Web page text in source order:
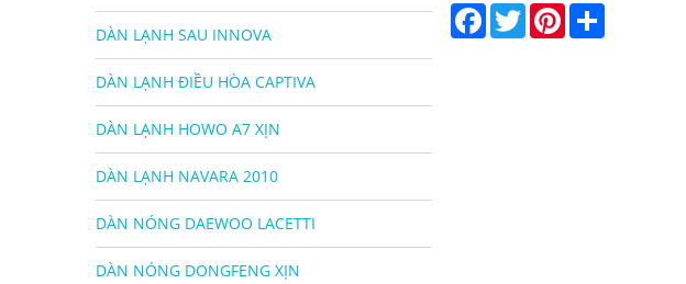
DÀN LẠNH SAU INNOVA
DÀN LẠNH ĐIỀU HÒA CAPTIVA
DÀN LẠNH HOWO A7 XỊN
DÀN LẠNH NAVARA 2010
DÀN NÓNG DAEWOO LACETTI
DÀN NÓNG DONGFENG XỊN
F
T
w
P